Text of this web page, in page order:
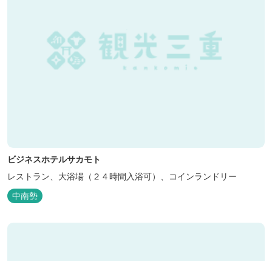
ビジネスホテルサカモト
レストラン、大浴場（２４時間入浴可）、コインランドリー
中南勢